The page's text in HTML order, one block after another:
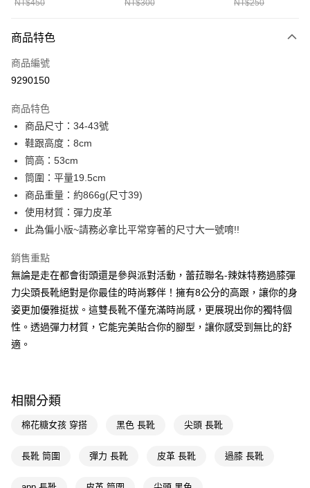
台灣樂天信用卡公司
聯邦商業銀行
玉山商業銀行
台灣樂天信用卡公司
全支付
大哥付你分期
相關說明
1.本服務由台灣大哥大提供，台灣大哥大用戶可立即使用無須另外申請。
2.付款方式選擇「大哥付你分期」，訂單成立後會自動跳轉到大哥付的交易
流程，驗證手機門號後，選擇欲分期的期數、繳款截止日，確認付款後即完
成交易。
3.實際核准額度、可分期數及費用金額請依後續交易確認頁面所載為準。
4.訂單成立30分鐘內，如未前往確認交易或遇審核未通過，訂單將自動取
法說明評估內容。
1.分期款項不併入電信帳單，「大哥付你分期」於每月結算日後寄送繳費提
醒簡訊。
帳／街口支付／iPASS MONEY」等通路繳費。
【注意事項】
1.本服務係由「台灣大哥大股份有限公司」（以下簡稱本公司）所提供，讓
用戶於交易時，得透過本服務購買商品或服務，並由商店將買賣／分期付款
由本公司與您本人進行分期帳單所需資料之確認、核對及更正。
3.完整用戶服務條款，請詳閱以下連結：
AFTEE先享後付
相關說明
【關於「AFTEE先享後付」】
AFTEE先享後付是「在收到商品之後才付款」的支付方式。 讓您購物簡單
便利好安心！
１．簡單：不需註冊會員、不需綁卡、不需儲值。
２．便利：只要手機號碼，簡訊認證，即可結帳。
【「AFTEE先享後付」結帳流程】
１．於結帳方式選擇「AFTEE先享後付」後，將跳轉至「AFTEE先享後付」
結帳頁面，進行簡訊認證並確認金額後，即可完成結帳。
３．收到繳費通知簡訊後14天內，點擊此簡訊中的連結，可透過四大超商／
ATM／網路銀行／等多元方式進行付款，方視為交易完成。
※ 請注意：結帳手續完成當下不需立刻繳費，但若您需要取消訂單，請聯絡
購買商品的店家。未經商家同意取消之訂單仍視為有效，需透過AFTEE先享
客戶支援中心」
【注意事項】
易，需依本服務之必要範圍內提供個人資料，並將交易相關給付款項請求債
權轉讓予恩沛科技股份有限公司。
每筆NT$100，滿NT$999(含以上)免運費
國家/地區配送(非順豐配送，勿填寫順豐智能櫃地址) 查看運費
國家/地區配送(限中國大陸地區) 查看運費
NT$450 NT$300 NT$250
商品特色
商品編號
9290150
商品特色
商品尺寸：34-43號
鞋跟高度：8cm
筒高：53cm
筒圍：平量19.5cm
商品重量：約866g(尺寸39)
使用材質：彈力皮革
此為偏小版~請務必拿比平常穿著的尺寸大一號唷!!
銷售重點
無論是走在都會街頭還是參與派對活動，蕾菈聯名-辣妹特務過膝彈
力尖頭長靴絕對是你最佳的時尚夥伴！擁有8公分的高跟，讓你的身
姿更加優雅挺拔。這雙長靴不僅充滿時尚感，更展現出你的獨特個
性。透過彈力材質，它能完美貼合你的腳型，讓你感受到無比的舒
適。
相關分類
棉花糖女孩 穿搭 黑色 長靴 尖頭 長靴
長靴 筒圍 彈力 長靴 皮革 長靴 過膝 長靴